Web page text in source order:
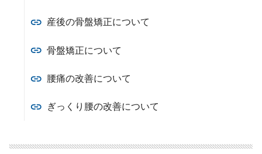
産後の骨盤矯正について
骨盤矯正について
腰痛の改善について
ぎっくり腰の改善について